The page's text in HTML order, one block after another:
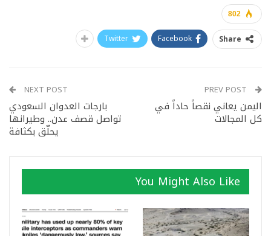
802
Share
Facebook
Twitter
اليمن يعاني نقصاً حاداً في
كل المجالات
NEXT POST
بارجات العدوان السعودي
تواصل قصف عدن.. وطيرانها
يحلّق بكثافة
You Might Also Like